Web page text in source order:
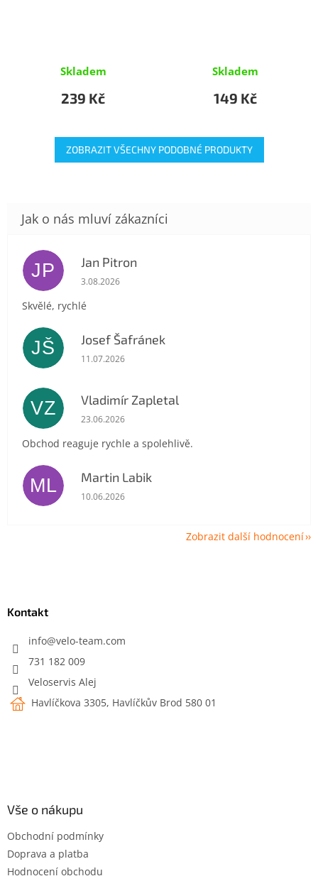
Skladem
239 Kč
Skladem
149 Kč
ZOBRAZIT VŠECHNY PODOBNÉ PRODUKTY
JP Jan Pitron
Hodnocení obchodu je 5 z 5 hvězdiček.
3.08.2026
Skvělé, rychlé
JŠ Josef Šafránek
Hodnocení obchodu je 5 z 5 hvězdiček.
11.07.2026
VZ Vladimír Zapletal
Hodnocení obchodu je 5 z 5 hvězdiček.
23.06.2026
Obchod reaguje rychle a spolehlivě.
ML Martin Labik
Hodnocení obchodu je 5 z 5 hvězdiček.
10.06.2026
Zobrazit další hodnocení
Kontakt
info@velo-team.com
731 182 009
Veloservis Alej
Havlíčkova 3305, Havlíčkův Brod 580 01
Vše o nákupu
Obchodní podmínky
Doprava a platba
Hodnocení obchodu